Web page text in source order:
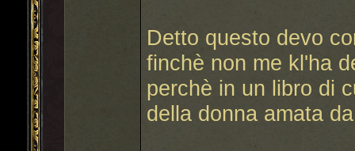
Detto questo devo
finchè non me kl'ha
perchè in un libro di
della donna amata